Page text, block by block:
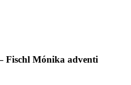
Fischl Mónika adventi